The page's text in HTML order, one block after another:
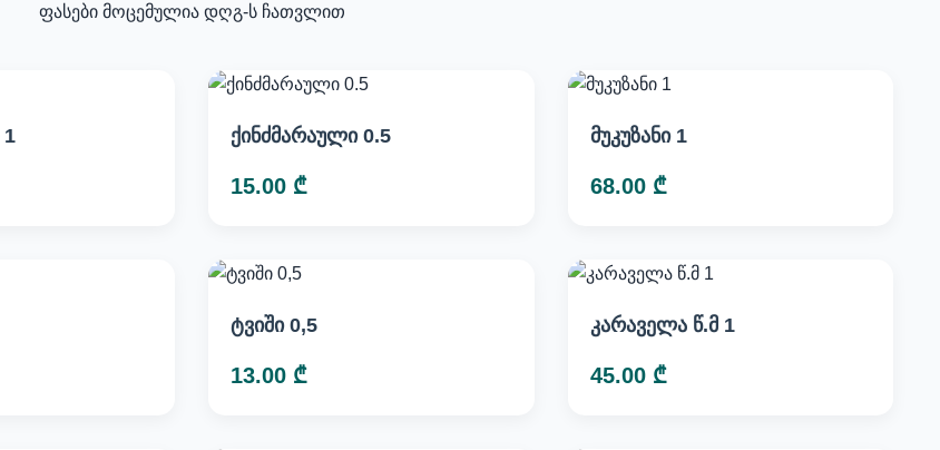
ფასები მოცემულია დღგ-ს ჩათვლით
1 ქინძმარაული 0.5
15.00 ₾
მუკუზანი 1
68.00 ₾
ტვიში 0,5
13.00 ₾
კარაველა წ.მ 1
45.00 ₾